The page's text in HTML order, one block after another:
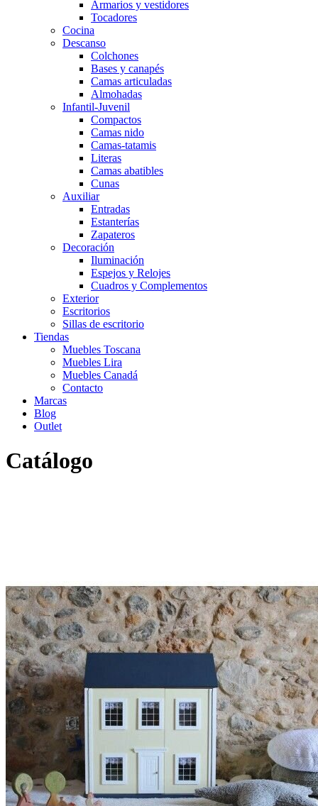
Armarios y vestidores
Tocadores
Cocina
Descanso
Colchones
Bases y canapés
Camas articuladas
Almohadas
Infantil-Juvenil
Compactos
Camas nido
Camas-tatamis
Literas
Camas abatibles
Cunas
Auxiliar
Entradas
Estanterías
Zapateros
Decoración
Iluminación
Espejos y Relojes
Cuadros y Complementos
Exterior
Escritorios
Sillas de escritorio
Tiendas
Muebles Toscana
Muebles Lira
Muebles Canadá
Contacto
Marcas
Blog
Outlet
Catálogo